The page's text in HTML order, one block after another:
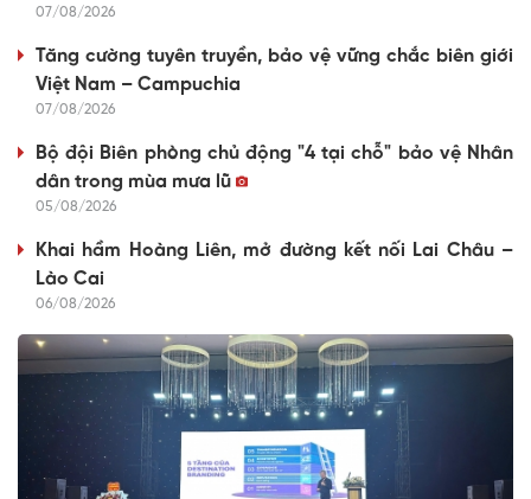
07/08/2026
Tăng cường tuyên truyền, bảo vệ vững chắc biên giới
Việt Nam – Campuchia
07/08/2026
Bộ đội Biên phòng chủ động "4 tại chỗ" bảo vệ Nhân
dân trong mùa mưa lũ
05/08/2026
Khai hầm Hoàng Liên, mở đường kết nối Lai Châu –
Lào Cai
06/08/2026